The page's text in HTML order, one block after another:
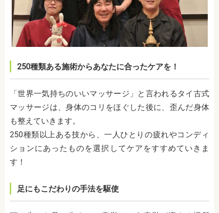
250種類ある施術からあなたに合ったケアを！
「世界一気持ちのいいマッサージ」と言われるタイ古式
マッサージは、身体のコリをほぐした後に、歪んだ身体
も整えていきます。
250種類以上ある技から、一人ひとりの疲れやコンディ
ションにあったものを選択してケアをすすめていきま
す！
足にもこだわりの手法を駆使